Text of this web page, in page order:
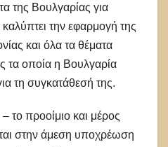
της Βουλγαρίας για
την εφαρμογή της
και όλα τα θέματα
τα οποία η Βουλγαρία
τη συγκατάθεσή της.
το προοίμιο και μέρος
στην άμεση υποχρέωση